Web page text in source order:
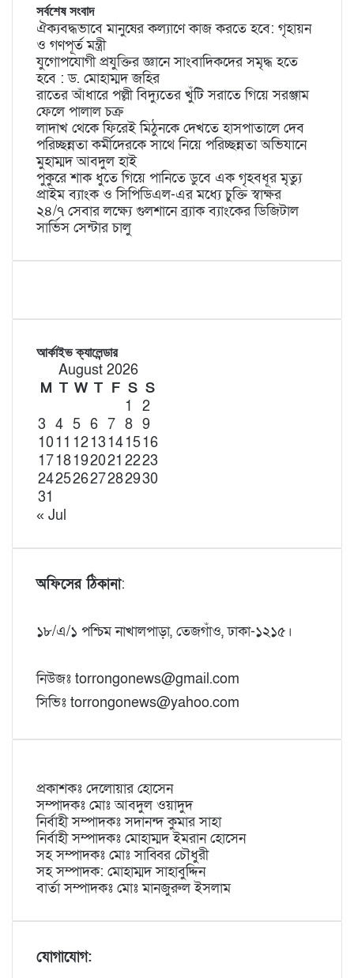
সর্বশেষ সংবাদ
ঐক্যবদ্ধভাবে মানুষের কল্যাণে কাজ করতে হবে: গৃহায়ন
ও গণপূর্ত মন্ত্রী
যুগোপযোগী প্রযুক্তির জ্ঞানে সাংবাদিকদের সমৃদ্ধ হতে
হবে : ড. মোহাম্মদ জহির
রাতের আঁধারে পল্লী বিদ্যুতের খুঁটি সরাতে গিয়ে সরঞ্জাম
ফেলে পালাল চক্র
লাদাখ থেকে ফিরেই মিঠুনকে দেখতে হাসপাতালে দেব
পরিচ্ছন্নতা কর্মীদেরকে সাথে নিয়ে পরিচ্ছন্নতা অভিযানে
মুহাম্মদ আবদুল হাই
পুকুরে শাক ধুতে গিয়ে পানিতে ডুবে এক গৃহবধূর মৃত্যু
প্রাইম ব্যাংক ও সিপিডিএল-এর মধ্যে চুক্তি স্বাক্ষর
২৪/৭ সেবার লক্ষ্যে গুলশানে ব্র্যাক ব্যাংকের ডিজিটাল
সার্ভিস সেন্টার চালু
আর্কাইভ ক্যালেন্ডার
August 2026
M T W T F S S
1
2
3 4 5 6 7 8 9
1011 1213141516
1718192021 2223
24252627282930
31
« Jul
অফিসের ঠিকানা:
১৮/এ/১ পশ্চিম নাখালপাড়া, তেজগাঁও, ঢাকা-১২১৫।
নিউজঃ torrongonews@gmail.com
সিভিঃ torrongonews@yahoo.com
প্রকাশকঃ দেলোয়ার হোসেন
সম্পাদকঃ মোঃ আবদুল ওয়াদুদ
নির্বাহী সম্পাদকঃ সদানন্দ কুমার সাহা
নির্বাহী সম্পাদকঃ মোহাম্মদ ইমরান হোসেন
সহ সম্পাদকঃ মোঃ সাব্বির চৌধুরী
সহ সম্পাদক: মোহাম্মদ সাহাবুদ্দিন
বার্তা সম্পাদকঃ মোঃ মানজুরুল ইসলাম
যোগাযোগ: